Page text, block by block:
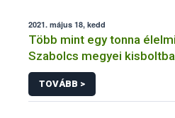
2021. május 18, kedd
Több mint egy tonna
Szabolcs megyei
TOVÁBB >